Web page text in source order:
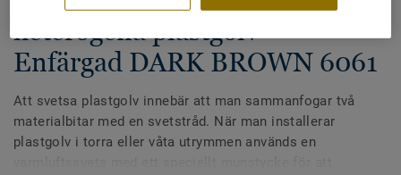
heterogena plastgolv -
Enfärgad DARK BROWN 6061
Att svetsa plastgolv innebär att man sammanfogar två
materialbitar med en svetstråd. När man installerar
plastgolv i torra eller våta utrymmen används en